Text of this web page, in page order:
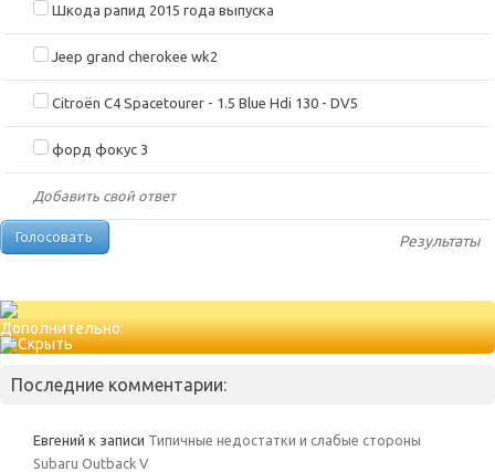
Шкода рапид 2015 года выпуска
Jeep grand cherokee wk2
Citroën C4 Spacetourer - 1.5 Blue Hdi 130 - DV5
форд фокус 3
Добавить свой ответ
Результаты
Дополнительно:
Последние комментарии:
Евгений к записи Типичные недостатки и слабые стороны
Subaru Outback V